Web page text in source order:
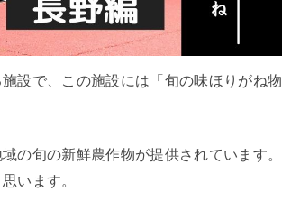
設で、この施設には「旬の味ほりがね物
の旬の新鮮農作物が提供されています。
います。